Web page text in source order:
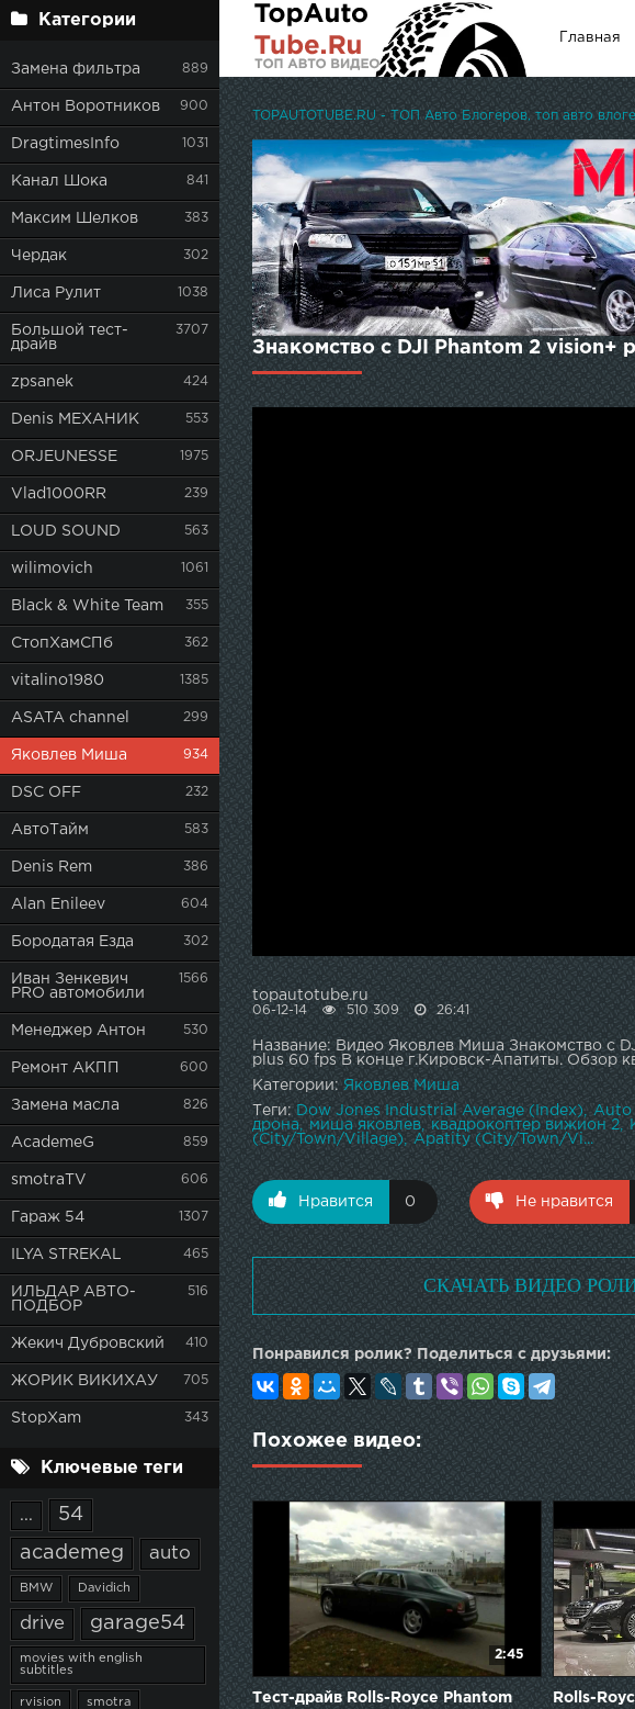
Категории
Замена фильтра 889
Антон Воротников 900
DragtimesInfo 1031
Канал Шока 841
Максим Шелков 383
Чердак 302
Лиса Рулит 1038
Большой тест-
драйв
3707
zpsanek 424
Denis МЕХАНИК 553
ORJEUNESSE 1975
Vlad1000RR 239
LOUD SOUND 563
wilimovich 1061
Black & White Team 355
СтопХамСПб 362
vitalino1980 1385
ASATA channel 299
Яковлев Миша 934
DSC OFF 232
АвтоТайм 583
Denis Rem 386
Alan Enileev 604
Бородатая Езда 302
Иван Зенкевич
PRO автомобили
1566
Менеджер Антон 530
Ремонт АКПП 600
Замена масла 826
AcademeG 859
smotraTV 606
Гараж 54 1307
ILYA STREKAL 465
ИЛЬДАР АВТО-
ПОДБОР
516
Жекич Дубровский 410
ЖОРИК ВИКИХАУ 705
StopXam 343
Ключевые теги
... 54
academeg auto
BMW Davidich
drive garage54
movies with english
subtitles
rvision smotra
Главная
TOPAUTOTUBE.RU - ТОП Авто Блогеров, топ авто
Знакомство с DJI Phantom 2 vision+
topautotube.ru
06-12-14 510 309 26:41
Название: Видео Яковлев Миша Знакомство с
plus 60 fps В конце г.Кировск-Апатиты. Обзор
Категории:Яковлев Миша
Теги: Dow Jones Industrial Average (Index) Auto
дрона
миша яковлев квадрокоптер вижион 2
(City/Town/Village)
Apatity (City/Town/Vi...
Нравится 0 Не нравится
СКАЧАТЬ ВИДЕО
Понравился ролик? Поделиться с друзьями:
Похожее видео:
2:45
Тест-драйв Rolls-Royce Phantom
Rolls-